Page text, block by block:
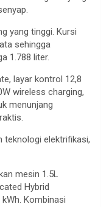
yang tinggi. Kursi
sehingga
1.788 liter.
layar kontrol 12,8
wireless charging,
menunjang
teknologi elektrifikasi,
mesin 1.5L
Hybrid
Kombinasi